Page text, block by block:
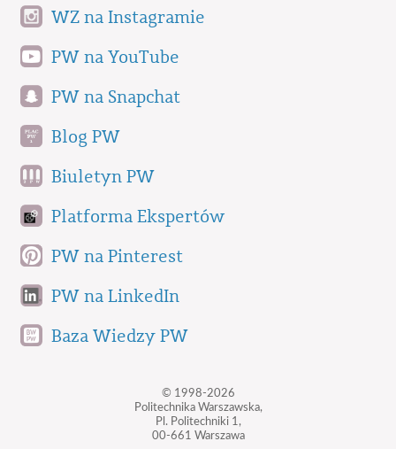
WZ na Instagramie
PW na YouTube
PW na Snapchat
Blog PW
Biuletyn PW
Platforma Ekspertów
PW na Pinterest
PW na LinkedIn
Baza Wiedzy PW
© 1998-2026
Politechnika Warszawska,
Pl. Politechniki 1,
00-661 Warszawa